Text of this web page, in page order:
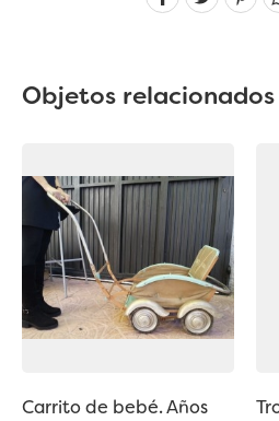
Objetos relacionados
Carrito de bebé. Años